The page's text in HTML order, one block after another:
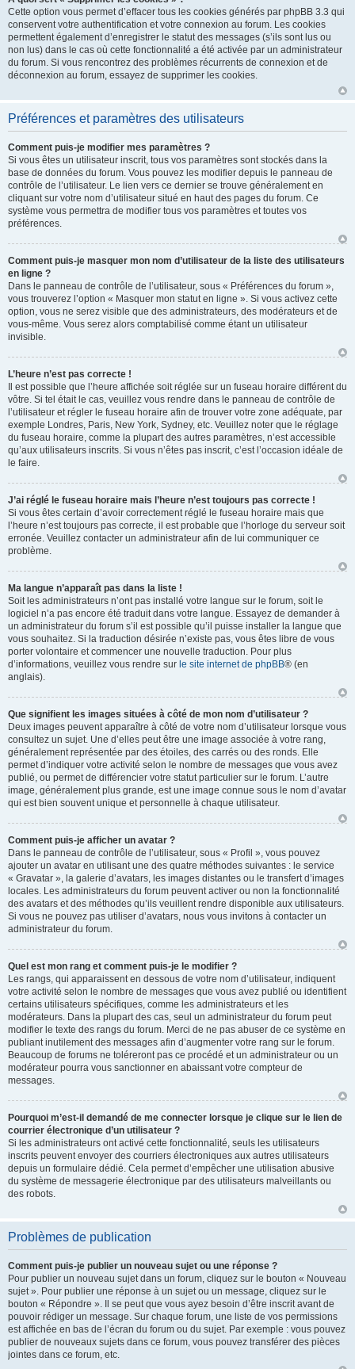
Cette option vous permet d’effacer tous les cookies générés par phpBB 3.3 qui
conservent votre authentification et votre connexion au forum. Les cookies
permettent également d’enregistrer le statut des messages (s’ils sont lus ou
non lus) dans le cas où cette fonctionnalité a été activée par un administrateur
du forum. Si vous rencontrez des problèmes récurrents de connexion et de
déconnexion au forum, essayez de supprimer les cookies.
Préférences et paramètres des utilisateurs
Comment puis-je modifier mes paramètres ?
Si vous êtes un utilisateur inscrit, tous vos paramètres sont stockés dans la
base de données du forum. Vous pouvez les modifier depuis le panneau de
contrôle de l’utilisateur. Le lien vers ce dernier se trouve généralement en
cliquant sur votre nom d’utilisateur situé en haut des pages du forum. Ce
système vous permettra de modifier tous vos paramètres et toutes vos
préférences.
Comment puis-je masquer mon nom d’utilisateur de la liste des utilisateurs
en ligne ?
Dans le panneau de contrôle de l’utilisateur, sous « Préférences du forum »,
vous trouverez l’option « Masquer mon statut en ligne ». Si vous activez cette
option, vous ne serez visible que des administrateurs, des modérateurs et de
vous-même. Vous serez alors comptabilisé comme étant un utilisateur
invisible.
L’heure n’est pas correcte !
Il est possible que l’heure affichée soit réglée sur un fuseau horaire différent du
vôtre. Si tel était le cas, veuillez vous rendre dans le panneau de contrôle de
l’utilisateur et régler le fuseau horaire afin de trouver votre zone adéquate, par
exemple Londres, Paris, New York, Sydney, etc. Veuillez noter que le réglage
du fuseau horaire, comme la plupart des autres paramètres, n’est accessible
qu’aux utilisateurs inscrits. Si vous n’êtes pas inscrit, c’est l’occasion idéale de
le faire.
J’ai réglé le fuseau horaire mais l’heure n’est toujours pas correcte !
Si vous êtes certain d’avoir correctement réglé le fuseau horaire mais que
l’heure n’est toujours pas correcte, il est probable que l’horloge du serveur soit
erronée. Veuillez contacter un administrateur afin de lui communiquer ce
problème.
Ma langue n’apparaît pas dans la liste !
Soit les administrateurs n’ont pas installé votre langue sur le forum, soit le
logiciel n’a pas encore été traduit dans votre langue. Essayez de demander à
un administrateur du forum s’il est possible qu’il puisse installer la langue que
vous souhaitez. Si la traduction désirée n’existe pas, vous êtes libre de vous
porter volontaire et commencer une nouvelle traduction. Pour plus
d’informations, veuillez vous rendre sur le site internet de phpBB® (en
anglais).
Que signifient les images situées à côté de mon nom d’utilisateur ?
Deux images peuvent apparaître à côté de votre nom d’utilisateur lorsque vous
consultez un sujet. Une d’elles peut être une image associée à votre rang,
généralement représentée par des étoiles, des carrés ou des ronds. Elle
permet d’indiquer votre activité selon le nombre de messages que vous avez
publié, ou permet de différencier votre statut particulier sur le forum. L’autre
image, généralement plus grande, est une image connue sous le nom d’avatar
qui est bien souvent unique et personnelle à chaque utilisateur.
Comment puis-je afficher un avatar ?
Dans le panneau de contrôle de l’utilisateur, sous « Profil », vous pouvez
ajouter un avatar en utilisant une des quatre méthodes suivantes : le service
« Gravatar », la galerie d’avatars, les images distantes ou le transfert d’images
locales. Les administrateurs du forum peuvent activer ou non la fonctionnalité
des avatars et des méthodes qu’ils veuillent rendre disponible aux utilisateurs.
Si vous ne pouvez pas utiliser d’avatars, nous vous invitons à contacter un
administrateur du forum.
Quel est mon rang et comment puis-je le modifier ?
Les rangs, qui apparaissent en dessous de votre nom d’utilisateur, indiquent
votre activité selon le nombre de messages que vous avez publié ou identifient
certains utilisateurs spécifiques, comme les administrateurs et les
modérateurs. Dans la plupart des cas, seul un administrateur du forum peut
modifier le texte des rangs du forum. Merci de ne pas abuser de ce système en
publiant inutilement des messages afin d’augmenter votre rang sur le forum.
Beaucoup de forums ne toléreront pas ce procédé et un administrateur ou un
modérateur pourra vous sanctionner en abaissant votre compteur de
messages.
Pourquoi m’est-il demandé de me connecter lorsque je clique sur le lien de
courrier électronique d’un utilisateur ?
Si les administrateurs ont activé cette fonctionnalité, seuls les utilisateurs
inscrits peuvent envoyer des courriers électroniques aux autres utilisateurs
depuis un formulaire dédié. Cela permet d’empêcher une utilisation abusive
du système de messagerie électronique par des utilisateurs malveillants ou
des robots.
Problèmes de publication
Comment puis-je publier un nouveau sujet ou une réponse ?
Pour publier un nouveau sujet dans un forum, cliquez sur le bouton « Nouveau
sujet ». Pour publier une réponse à un sujet ou un message, cliquez sur le
bouton « Répondre ». Il se peut que vous ayez besoin d’être inscrit avant de
pouvoir rédiger un message. Sur chaque forum, une liste de vos permissions
est affichée en bas de l’écran du forum ou du sujet. Par exemple : vous pouvez
publier de nouveaux sujets dans ce forum, vous pouvez transférer des pièces
jointes dans ce forum, etc.